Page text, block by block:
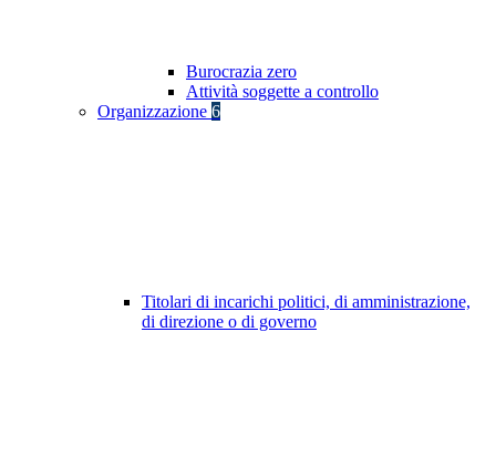
Burocrazia zero
Attività soggette a controllo
Organizzazione 6
Titolari di incarichi politici, di amministrazione,
di direzione o di governo